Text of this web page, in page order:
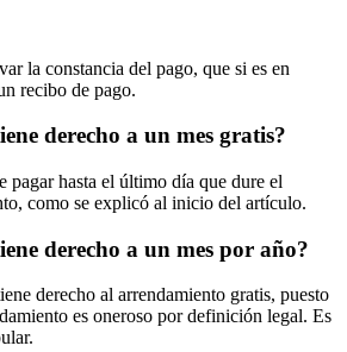
la constancia del pago, que si es en
recibo de pago.
derecho a un mes gratis?
pagar hasta el último día que dure el
como se explicó al inicio del artículo.
derecho a un mes por año?
derecho al arrendamiento gratis, puesto
es oneroso por definición legal. Es